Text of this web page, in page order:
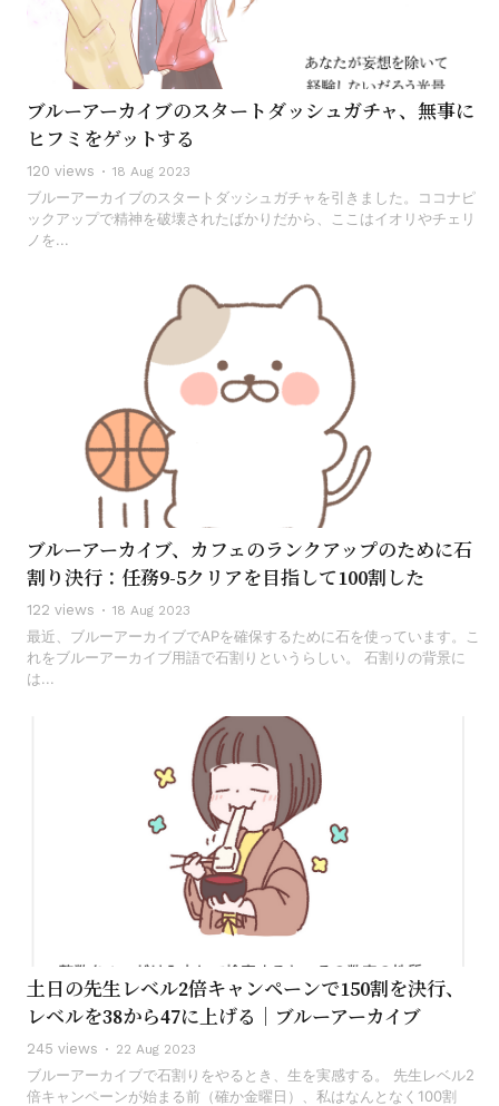
ブルーアーカイブのスタートダッシュガチャ、無事に
ヒフミをゲットする
120 views 18 Aug 2023
ブルーアーカイブのスタートダッシュガチャを引きました。ココナピ
ックアップで精神を破壊されたばかりだから、ここはイオリやチェリ
ノを...
ブルーアーカイブ、カフェのランクアップのために石
割り決行：任務9-5クリアを目指して100割した
122 views 18 Aug 2023
最近、ブルーアーカイブでAPを確保するために石を使っています。こ
れをブルーアーカイブ用語で石割りというらしい。 石割りの背景に
は...
土日の先生レベル2倍キャンペーンで150割を決行、
レベルを38から47に上げる｜ブルーアーカイブ
245 views 22 Aug 2023
ブルーアーカイブで石割りをやるとき、生を実感する。 先生レベル2
倍キャンペーンが始まる前（確か金曜日）、私はなんとなく100割